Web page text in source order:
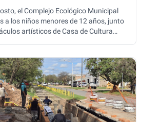
el Complejo Ecológico Municipal
a los niños menores de 12 años, junto
artísticos de Casa de Cultura
Mes del Niño al aire libre y conozcan el
y profesores municipales.